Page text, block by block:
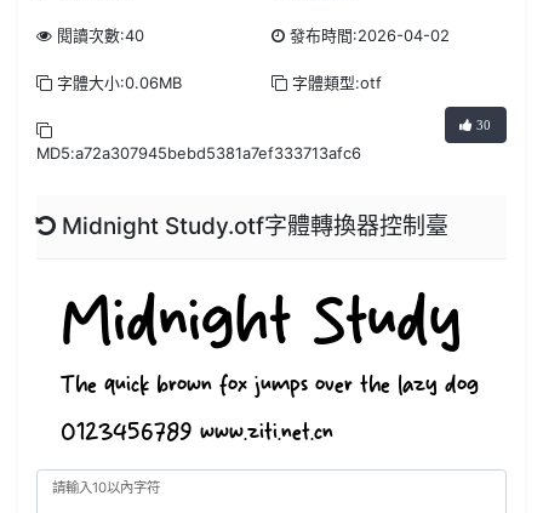
閱讀次數:40 發布時間:2026-04-02
字體大小:0.06MB 字體類型:otf
MD5:a72a307945bebd5381a7ef333713afc6
30
Midnight Study.otf字體轉換器控制臺